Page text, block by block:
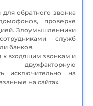
обратного звонка
проверке
Злоумышленники
служб
банков.
к входящим звонкам и
исключительно на
на сайтах.